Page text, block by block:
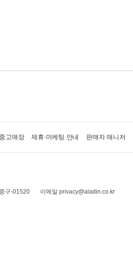
중고매장 제휴·마케팅 안내 판매자 매니저
구-01520
이메일 privacy@aladin.co.kr